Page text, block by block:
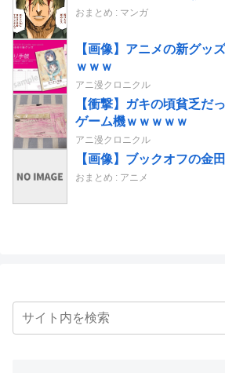
おまとめ : マンガ
【画像】アニメの新グッ
ｗｗｗ
アニ漫クロニクル
【衝撃】ガキの頃貧乏だ
ゲーム機ｗｗｗｗｗ
アニ漫クロニクル
【画像】ブックオフの金
おまとめ : アニメ